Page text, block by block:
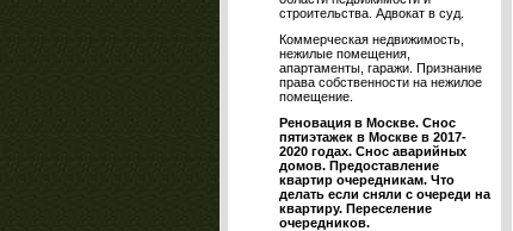
строительства. Адвокат в суд.
Коммерческая недвижимость,
нежилые помещения,
апартаменты, гаражи. Признание
права собственности на нежилое
помещение.
Реновация в Москве. Снос
пятиэтажек в Москве в 2017-
2020 годах. Снос аварийных
домов. Предоставление
квартир очередникам. Что
делать если сняли с очереди на
квартиру. Переселение
очередников.